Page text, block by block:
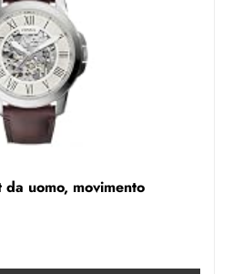
uomo, movimento